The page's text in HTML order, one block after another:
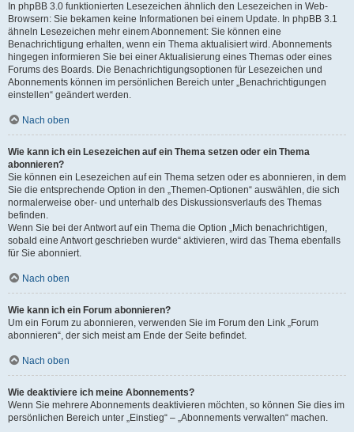
In phpBB 3.0 funktionierten Lesezeichen ähnlich den Lesezeichen in Web-
Browsern: Sie bekamen keine Informationen bei einem Update. In phpBB 3.1
ähneln Lesezeichen mehr einem Abonnement: Sie können eine
Benachrichtigung erhalten, wenn ein Thema aktualisiert wird. Abonnements
hingegen informieren Sie bei einer Aktualisierung eines Themas oder eines
Forums des Boards. Die Benachrichtigungsoptionen für Lesezeichen und
Abonnements können im persönlichen Bereich unter „Benachrichtigungen
einstellen“ geändert werden.
Nach oben
Wie kann ich ein Lesezeichen auf ein Thema setzen oder ein Thema
abonnieren?
Sie können ein Lesezeichen auf ein Thema setzen oder es abonnieren, in dem
Sie die entsprechende Option in den „Themen-Optionen“ auswählen, die sich
normalerweise ober- und unterhalb des Diskussionsverlaufs des Themas
befinden.
Wenn Sie bei der Antwort auf ein Thema die Option „Mich benachrichtigen,
sobald eine Antwort geschrieben wurde“ aktivieren, wird das Thema ebenfalls
für Sie abonniert.
Nach oben
Wie kann ich ein Forum abonnieren?
Um ein Forum zu abonnieren, verwenden Sie im Forum den Link „Forum
abonnieren“, der sich meist am Ende der Seite befindet.
Nach oben
Wie deaktiviere ich meine Abonnements?
Wenn Sie mehrere Abonnements deaktivieren möchten, so können Sie dies im
persönlichen Bereich unter „Einstieg“ – „Abonnements verwalten“ machen.